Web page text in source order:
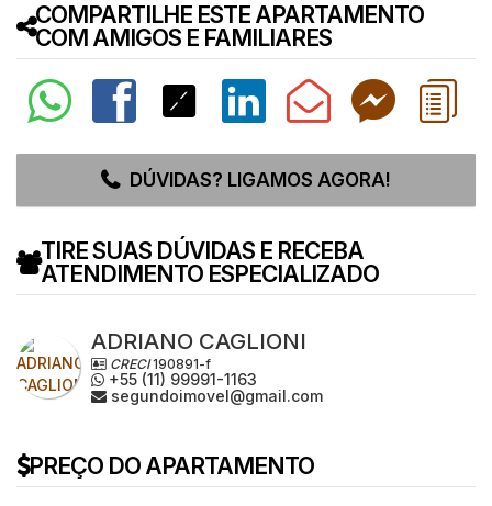
COMPARTILHE ESTE APARTAMENTO
COM AMIGOS E FAMILIARES
DÚVIDAS? LIGAMOS AGORA!
TIRE SUAS DÚVIDAS E RECEBA
ATENDIMENTO ESPECIALIZADO
ADRIANO CAGLIONI
CRECI190891-f
+55 (11) 99991-1163
segundoimovel@gmail.com
PREÇO DO APARTAMENTO